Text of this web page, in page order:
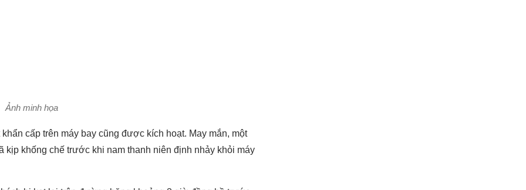
Ảnh minh họa
cấp trên máy bay cũng được kích hoạt. May mắn, một
kịp khống chế trước khi nam thanh niên định nhảy khỏi máy